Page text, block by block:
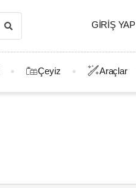
GIRIŞ YAP
Çeyiz Araçlar